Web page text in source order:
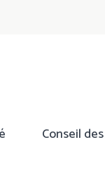
Conseil